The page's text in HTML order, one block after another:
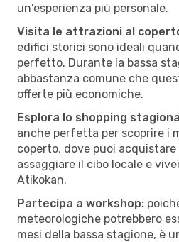
un'esperienza più personale.
Visita le attrazioni al
edifici storici sono ideali
perfetto. Durante la bassa
abbastanza comune che
offerte più economiche.
Esplora lo shopping
anche perfetta per scoprire i
coperto, dove puoi
assaggiare il cibo locale e
Atikokan.
Partecipa a workshop:
meteorologiche potrebbero
mesi della bassa stagione, è